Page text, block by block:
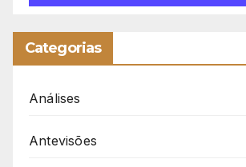
Categorias
Análises
Antevisões